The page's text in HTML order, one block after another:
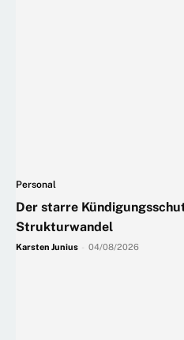
Personal
Der starre
Strukturwandel
Karsten Junius 04/08/2026